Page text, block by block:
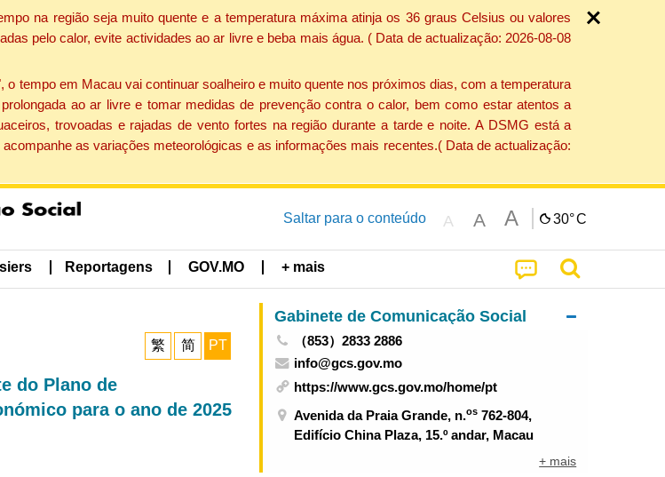
na região seja muito quente e a temperatura máxima atinja os 36 graus Celsius ou valores
pelo calor, evite actividades ao ar livre e beba mais água. ( Data de actualização: 2026-08-08
tempo em Macau vai continuar soalheiro e muito quente nos próximos dias, com a temperatura
ao ar livre e tomar medidas de prevenção contra o calor, bem como estar atentos a
trovoadas e rajadas de vento fortes na região durante a tarde e noite. A DSMG está a
as variações meteorológicas e as informações mais recentes.( Data de actualização:
Saltar para o conteúdo A A A 30°C
Reportagens GOV.MO + mais
繁 简 PT
do Plano de
para o ano de 2025
Gabinete de Comunicação Social
（853）2833 2886
info@gcs.gov.mo
https://www.gcs.gov.mo/home/pt
Avenida da Praia Grande, n.os 762-804,
Edifício China Plaza, 15.º andar, Macau
+ mais